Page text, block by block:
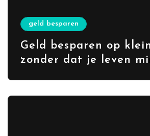
geld besparen
Geld besparen op
zonder dat je leven